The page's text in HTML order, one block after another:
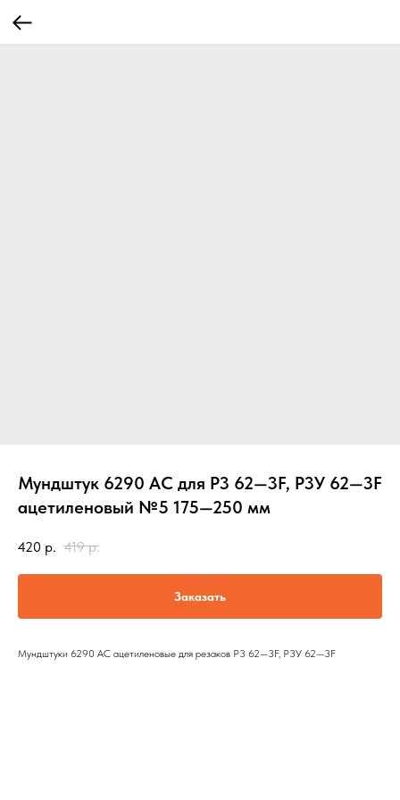
Мундштук 6290 AC для Р3 62—3F, Р3У 62—3F
ацетиленовый №5 175—250 мм
420 р. 419 р.
Заказать
Мундштуки 6290 AC ацетиленовые для резаков Р3 62—3F, Р3У 62—3F